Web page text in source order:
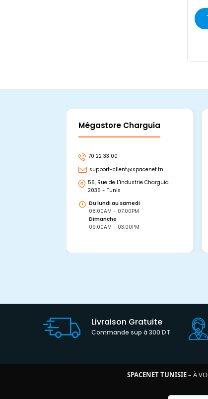
Mégastore Charguia
70 22 33 00
support-client@spacenet.tn
56, Rue de L'industrie Charguia I
2035 - Tunis
Du lundi au samedi
08:00AM - 07:00PM
Dimanche
09:00AM - 03:00PM
Livraison Gratuite
Commande sup à 300 DT
SPACENET TUNISIE– À